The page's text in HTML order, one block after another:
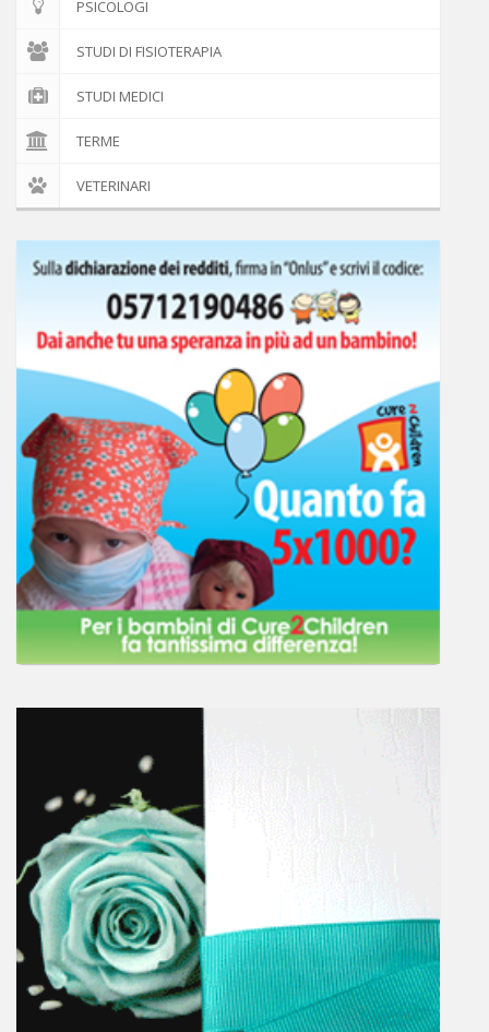
PSICOLOGI
STUDI DI FISIOTERAPIA
STUDI MEDICI
TERME
VETERINARI